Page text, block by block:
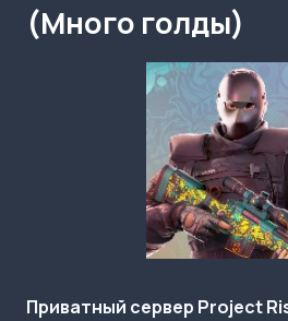
(Много голды)
Приватный сервер Project